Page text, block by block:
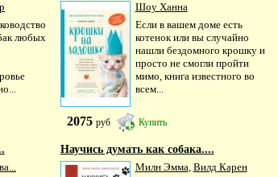
любых
Шоу Ханна
Если в вашем доме есть
котенок или вы случайно
нашли бездомного крошку и
просто не смогли пройти
мимо, книга известного во
всем...
2075 руб Купить
Научись думать как собака....
Милн Эмма, Вилд Карен